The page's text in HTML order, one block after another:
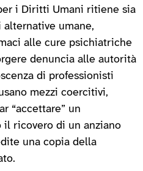
i Diritti Umani ritiene sia
umane,
alle cure psichiatriche
denuncia alle autorità
di professionisti
mezzi coercitivi,
“accettare” un
ricovero di un anziano
una copia della